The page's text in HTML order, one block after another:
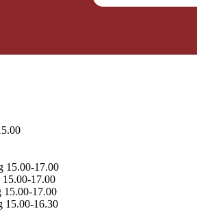
15.00-17.00
15.00-17.00
15.00-17.00
15.00-16.30